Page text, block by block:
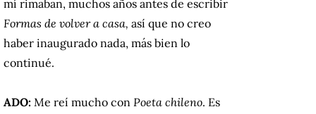
mí rimaban, muchos años antes de escribir
Formas de volver a casa, así que no creo
haber inaugurado nada, más bien lo
continué.
ADO: Me reí mucho con Poeta chileno. Es